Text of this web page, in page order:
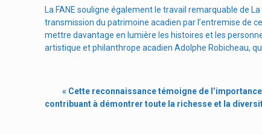
La FANE souligne également le travail remarquable de
transmission du patrimoine acadien par l’entremise de
mettre davantage en lumière les histoires et les
artistique et philanthrope acadien Adolphe Robicheau,
« Cette reconnaissance témoigne de
contribuant à démontrer toute la richesse et la